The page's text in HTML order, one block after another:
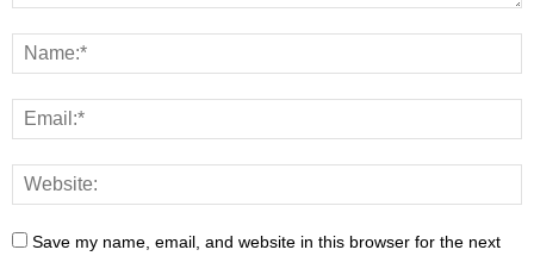
Save my name, email, and website in this browser for the next